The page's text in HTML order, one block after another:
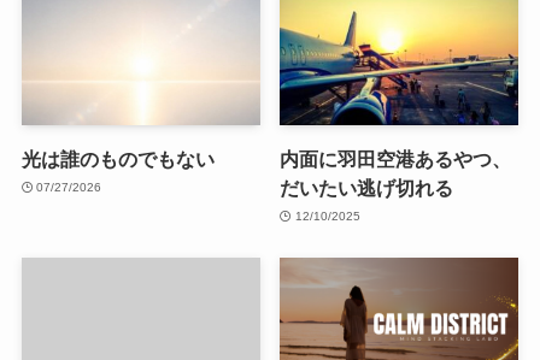
光は誰のものでもない
07/27/2026
内面に羽田空港あるやつ、
だいたい逃げ切れる
12/10/2025